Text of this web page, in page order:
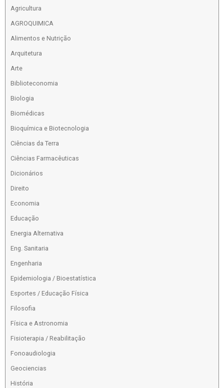
Agricultura
AGROQUIMICA
Alimentos e Nutrição
Arquitetura
Arte
Biblioteconomia
Biologia
Biomédicas
Bioquímica e Biotecnologia
Ciências da Terra
Ciências Farmacêuticas
Dicionários
Direito
Economia
Educação
Energia Alternativa
Eng. Sanitaria
Engenharia
Epidemiologia / Bioestatística
Esportes / Educação Física
Filosofia
Física e Astronomia
Fisioterapia / Reabilitação
Fonoaudiologia
Geociencias
História